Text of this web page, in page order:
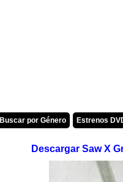
Buscar por Género Estrenos
Descargar Saw X